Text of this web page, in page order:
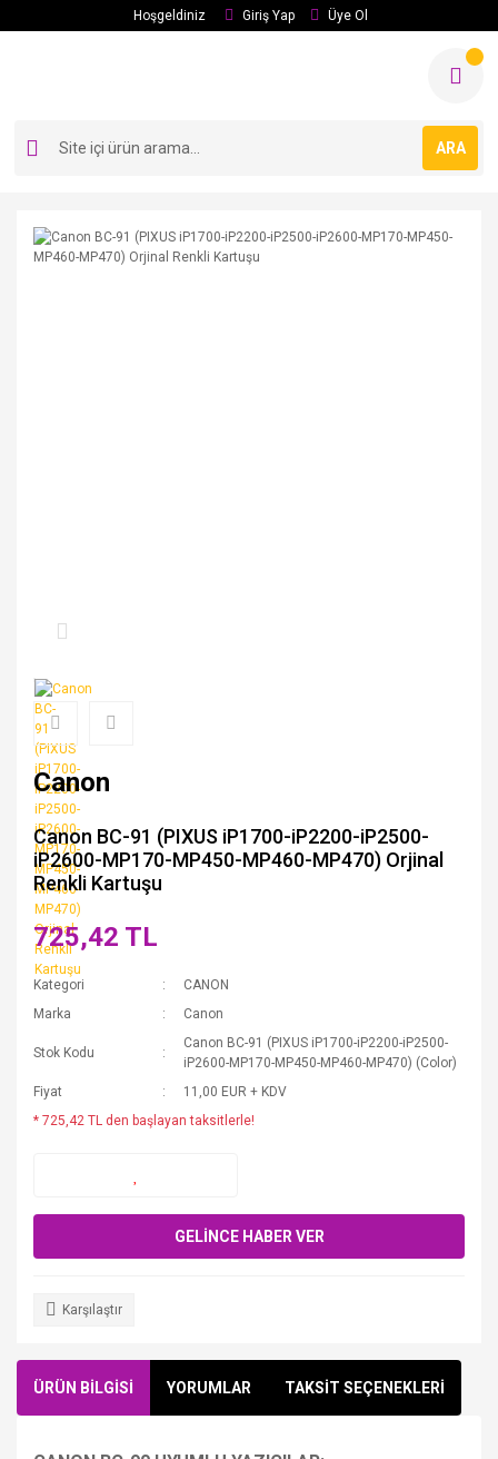
Hoşgeldiniz Giriş Yap Üye Ol
ARA
Canon
Canon BC-91 (PIXUS iP1700-iP2200-iP2500-
iP2600-MP170-MP450-MP460-MP470) Orjinal
Renkli Kartuşu
725,42 TL
Kategori
CANON
Marka
Canon
Stok Kodu
Canon BC-91 (PIXUS iP1700-iP2200-iP2500-
iP2600-MP170-MP450-MP460-MP470) (Color)
Fiyat
11,00 EUR + KDV
* 725,42 TL den başlayan taksitlerle!
GELİNCE HABER VER
Karşılaştır
ÜRÜN BİLGİSİ YORUMLAR TAKSİT SEÇENEKLERİ